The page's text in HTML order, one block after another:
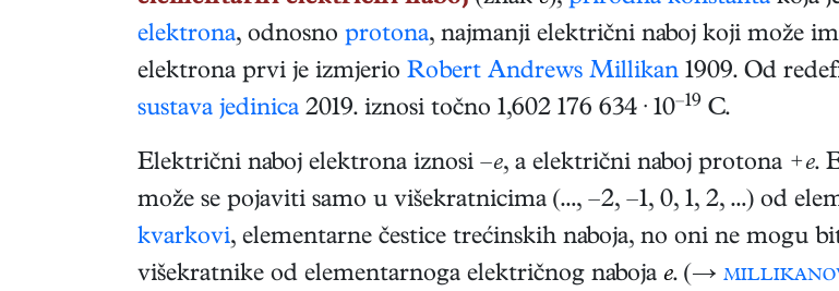
elektrona, odnosno protona, najmanji električni naboj koji može
elektrona prvi je izmjerio Robert Andrews Millikan 1909. Od
sustava jedinica 2019. iznosi točno 1,602 176 634 · 10–19 C.
Električni naboj elektrona iznosi –e, a električni naboj protona +e.
može se pojaviti samo u višekratnicima (…, –2, –1, 0, 1, 2, …) od
kvarkovi, elementarne čestice trećinskih naboja, no oni ne mogu
višekratnike od elementarnoga električnog naboja e. (→